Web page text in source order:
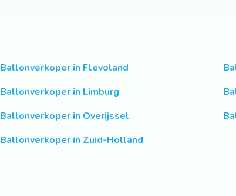
Ballonverkoper in Flevoland
Ballonverkoper in Limburg
Ballonverkoper in Overijssel
Ballonverkoper in Zuid-Holland